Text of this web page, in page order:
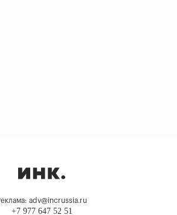
adv@incrussia.ru
+7 977 647 52 51